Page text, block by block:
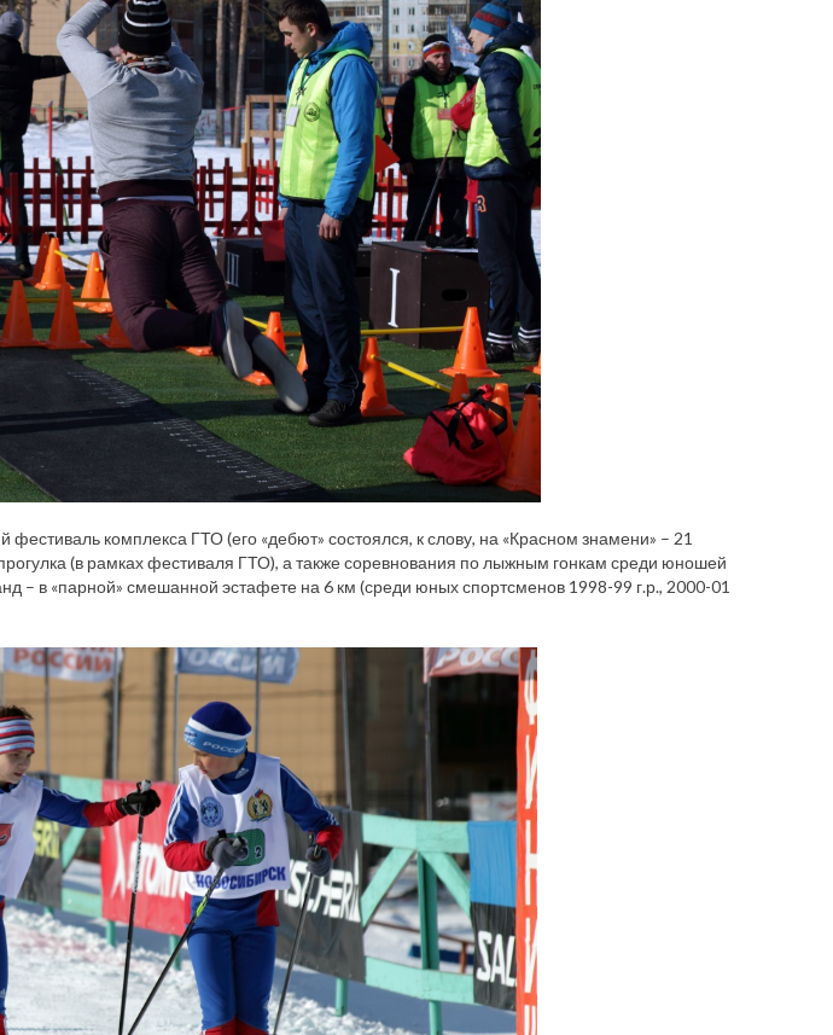
комплекса ГТО (его «дебют» состоялся, к слову, на «Красном знамени» – 21
(в рамках фестиваля ГТО), а также соревнования по лыжным гонкам среди юношей
– в «парной» смешанной эстафете на 6 км (среди юных спортсменов 1998-99 г.р., 2000-01